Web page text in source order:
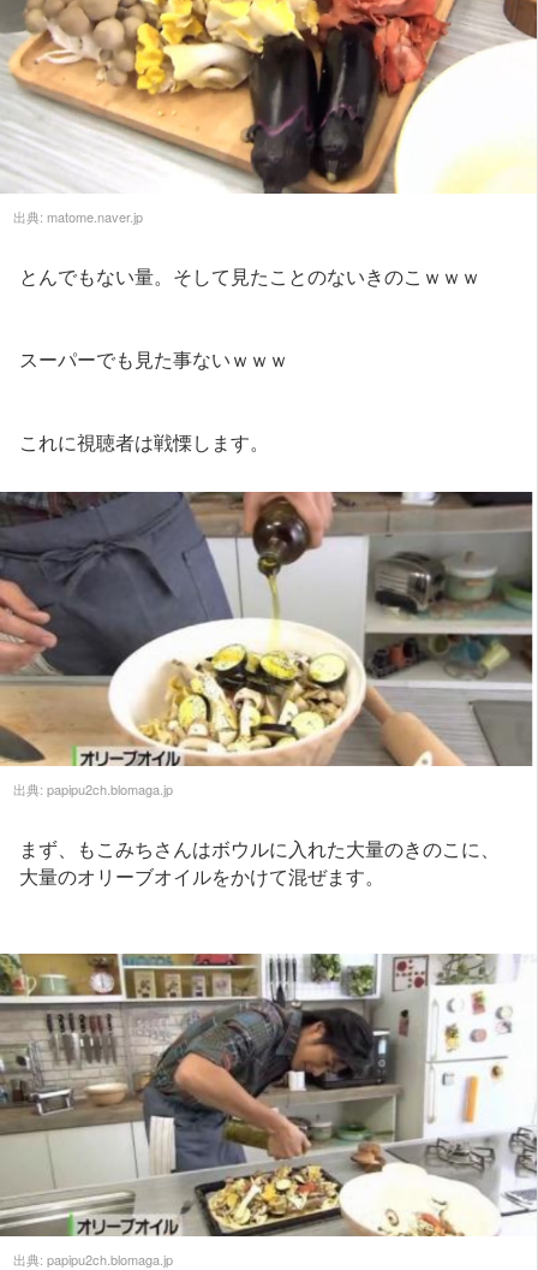
出典: matome.naver.jp
とんでもない量。そして見たことのないきのこｗｗｗ
スーパーでも見た事ないｗｗｗ
これに視聴者は戦慄します。
出典: papipu2ch.blomaga.jp
まず、もこみちさんはボウルに入れた大量のきのこに、
大量のオリーブオイルをかけて混ぜます。
出典: papipu2ch.blomaga.jp